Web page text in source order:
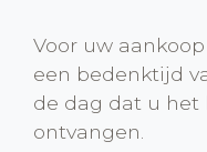
Voor uw
een bedenktijd
de dag dat u het
ontvangen.